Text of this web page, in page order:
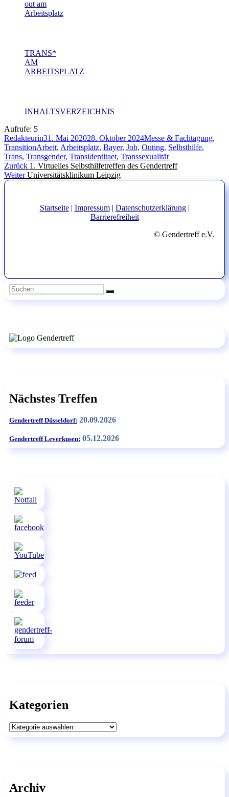
out am
Arbeitsplatz
TRANS*
AM
ARBEITSPLATZ
INHALTSVERZEICHNIS
Aufrufe: 5
Autor
RedakteurinVeröffentlicht
am
31. Mai 202028. Oktober 2024Kategorien
Messe & Fachtagung,
TransitionSchlagwörter
Arbeit, Arbeitsplatz, Bayer, Job, Outing, Selbsthilfe,
Trans, Transgender, Transidentitaet, Transsexualität
Beitragsnavigation
Zurück Vorheriger
Beitrag:
1. Virtuelles Selbsthilfetreffen des Gendertreff
Weiter Nächster
​Universitätsklinikum Leipzig
Startseite| Impressum| Datenschutzerklärung|
Barrierefreiheit
© Gendertreff e.V.
Suchen
nach:
Suchen
Nächstes Treffen
Gendertreff Düsseldorf: 20.09.2026
Gendertreff Leverkusen: 05.12.2026
Kategorien
Kategorien
Archiv